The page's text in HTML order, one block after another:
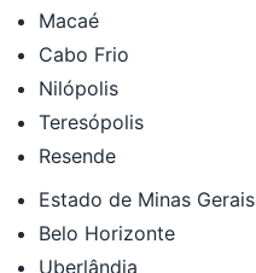
Macaé
Cabo Frio
Nilópolis
Teresópolis
Resende
Estado de Minas Gerais
Belo Horizonte
Uberlândia